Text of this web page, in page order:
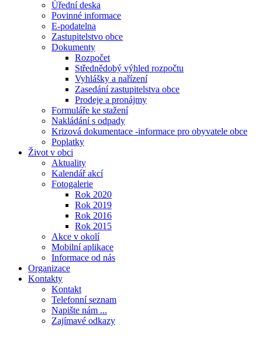
Úřední deska
Povinné informace
E-podatelna
Zastupitelstvo obce
Dokumenty
Rozpočet
Střednědobý výhled rozpočtu
Vyhlášky a nařízení
Zasedání zastupitelstva obce
Prodeje a pronájmy
Formuláře ke stažení
Nakládání s odpady
Krizová dokumentace -informace pro obyvatele obce
Poplatky
Život v obci
Aktuality
Kalendář akcí
Fotogalerie
Rok 2020
Rok 2019
Rok 2016
Rok 2015
Akce v okolí
Mobilní aplikace
Informace od nás
Organizace
Kontakty
Kontakt
Telefonní seznam
Napište nám ...
Zajímavé odkazy